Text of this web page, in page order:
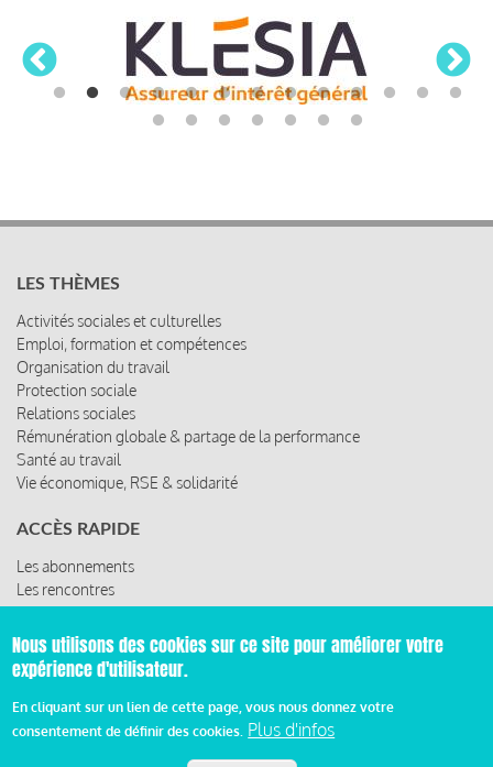
LES THÈMES
Activités sociales et culturelles
Emploi, formation et compétences
Organisation du travail
Protection sociale
Relations sociales
Rémunération globale & partage de la performance
Santé au travail
Vie économique, RSE & solidarité
ACCÈS RAPIDE
Les abonnements
Les rencontres
Les ressources
© 2019 Miroir Social - Réalisé parCafffeine
Mentions légales et condition générale d’utilisation et
Nous utilisons des cookies sur ce site pour améliorer votre
expérience d'utilisateur.
En cliquant sur un lien de cette page, vous nous donnez votre
consentement de définir des cookies. Plus d'infos